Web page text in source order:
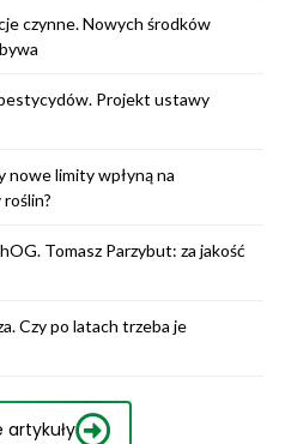
czynne. Nowych środków
Projekt ustawy
nowe limity wpłyną na
Tomasz Parzybut: za jakość
Czy po latach trzeba je
artykuły